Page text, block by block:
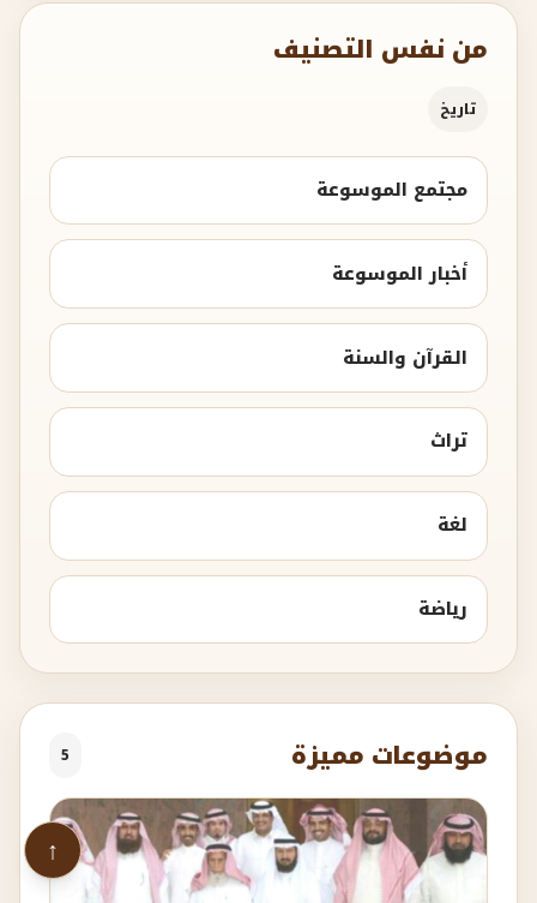
من نفس التصنيف
تاريخ
مجتمع الموسوعة
أخبار الموسوعة
القرآن والسنة
تراث
لغة
رياضة
موضوعات مميزة 5
↑